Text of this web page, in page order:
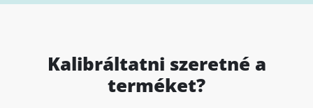
Kalibráltatni szeretné a
terméket?